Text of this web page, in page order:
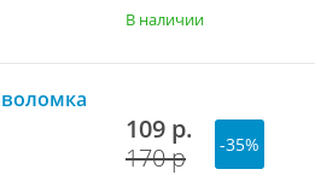
В наличии
109 р.
170 р
-35%